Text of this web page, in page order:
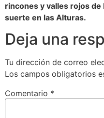
rincones y valles rojos
suerte en las Alturas.
Deja una
Tu dirección de correo
Los campos obligatorios
Comentario *